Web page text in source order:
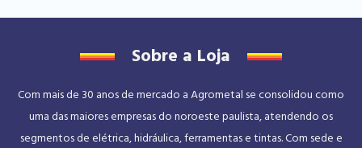
Sobre a Loja
Com mais de 30 anos de mercado a Agrometal se consolidou como
uma das maiores empresas do noroeste paulista, atendendo os
segmentos de elétrica, hidráulica, ferramentas e tintas. Com sede e